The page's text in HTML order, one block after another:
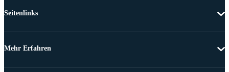
Seitenlinks
Mehr Erfahren